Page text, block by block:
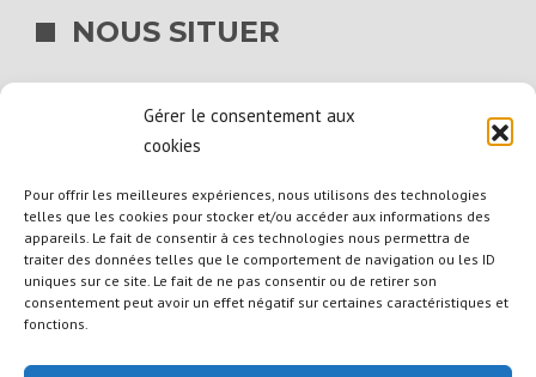
Gérer le consentement aux
cookies
Pour offrir les meilleures expériences, nous utilisons des technologies
telles que les cookies pour stocker et/ou accéder aux informations des
appareils. Le fait de consentir à ces technologies nous permettra de
traiter des données telles que le comportement de navigation ou les ID
uniques sur ce site. Le fait de ne pas consentir ou de retirer son
consentement peut avoir un effet négatif sur certaines caractéristiques et
fonctions.
NOUS SITUER
14540 Bourguébus
02 31 39 15 00